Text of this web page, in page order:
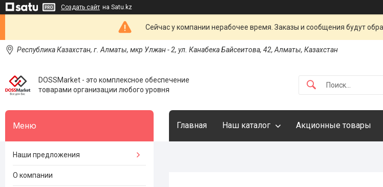
Создать сайт на Satu.kz
Сейчас у компании нерабочее время. Заказы и сообщения будут
Республика Казахстан, г. Алматы, мкр Улжан - 2, ул. Канабека Байсеитова, 42, Алматы, Казахстан
DOSSMarket - это комплексное обеспечение
товарами организации любого уровня
Главная Наш каталог Акционные товары
Наши предложения
О компании